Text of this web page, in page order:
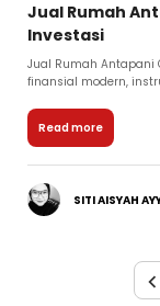
Jual Rumah
Investasi
Jual Rumah Antapani
finansial modern,
Read more
SITI AISYAH